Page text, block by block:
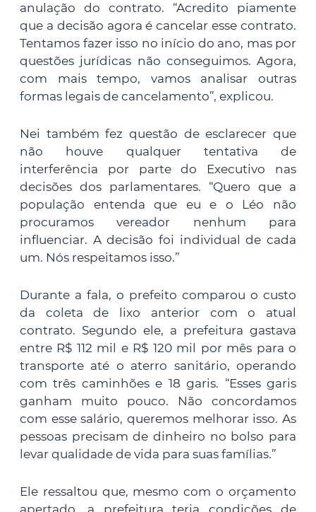
anulação do contrato. “Acredito piamente
que a decisão agora é cancelar esse contrato.
Tentamos fazer isso no início do ano, mas por
questões jurídicas não conseguimos. Agora,
com mais tempo, vamos analisar outras
formas legais de cancelamento”, explicou.
Nei também fez questão de esclarecer que
não houve qualquer tentativa de
interferência por parte do Executivo nas
decisões dos parlamentares. “Quero que a
população entenda que eu e o Léo não
procuramos vereador nenhum para
influenciar. A decisão foi individual de cada
um. Nós respeitamos isso.”
Durante a fala, o prefeito comparou o custo
da coleta de lixo anterior com o atual
contrato. Segundo ele, a prefeitura gastava
entre R$ 112 mil e R$ 120 mil por mês para o
transporte até o aterro sanitário, operando
com três caminhões e 18 garis. “Esses garis
ganham muito pouco. Não concordamos
com esse salário, queremos melhorar isso. As
pessoas precisam de dinheiro no bolso para
levar qualidade de vida para suas famílias.”
Ele ressaltou que, mesmo com o orçamento